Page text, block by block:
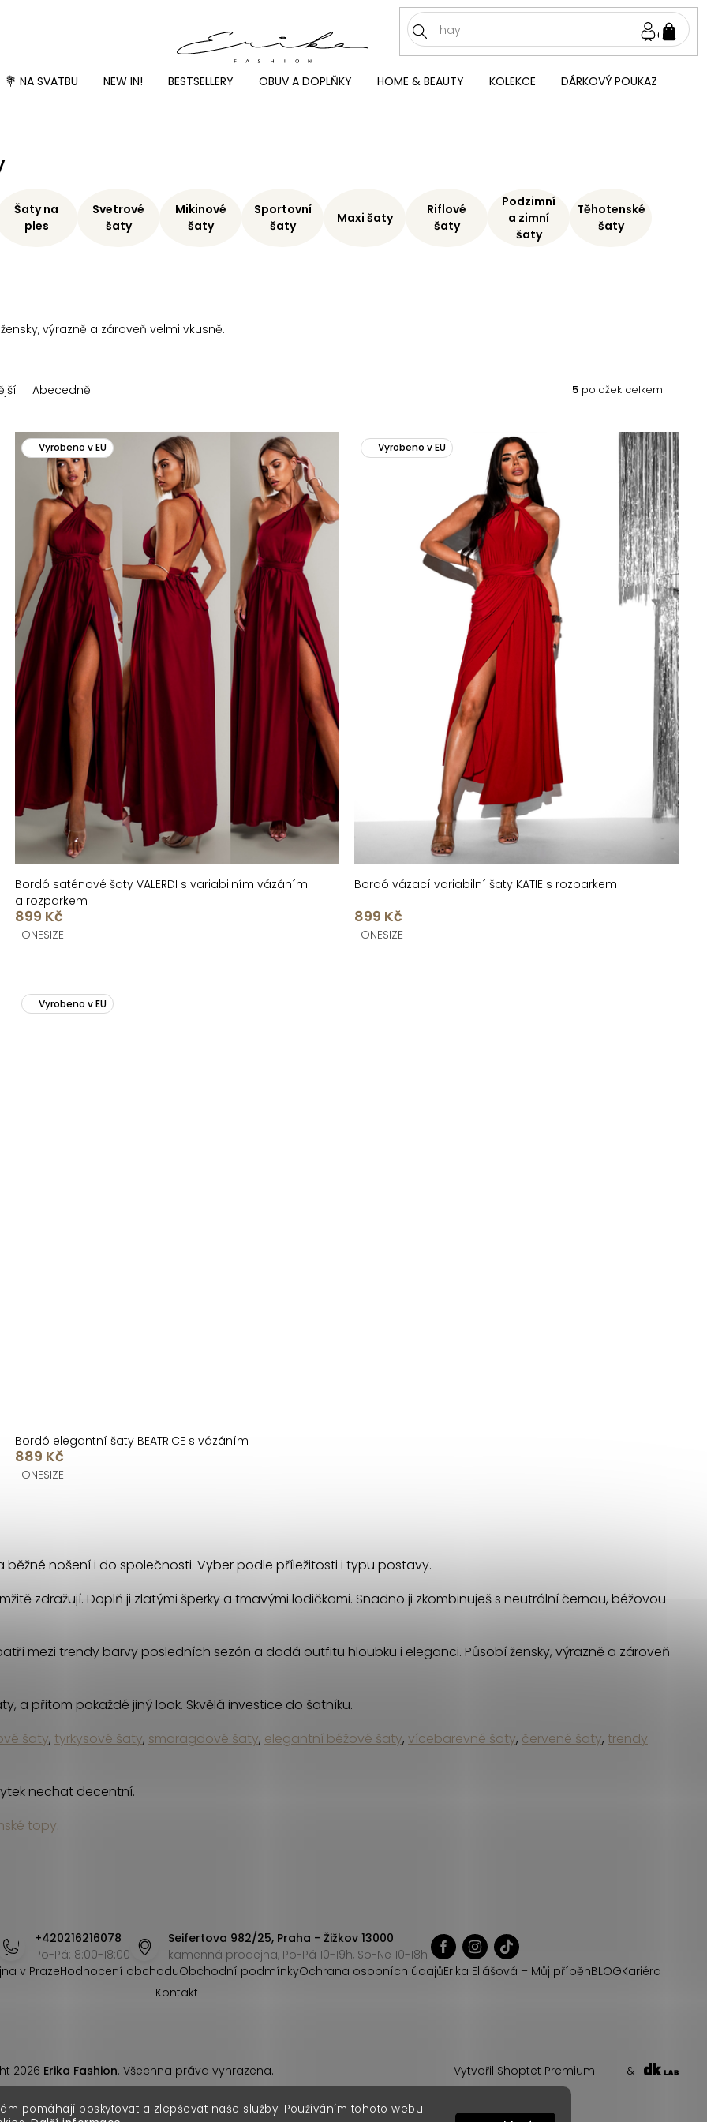
pomáhají poskytovat a zlepšovat naše služby. Používáním tohoto webu
💐 NA SVATBU NEW IN! BESTSELLERY OBUV A DOPLŇKY HOME & BEAUTY KOLEKCE DÁRKOVÝ POUKAZ
výrazně a zároveň velmi vkusně.
Šaty na
ples
Svetrové
šaty
Mikinové
šaty
Sportovní
šaty
Maxi šaty
Riflové
šaty
Podzimní
a zimní
šaty
Těhotenské
šaty
Abecedně 5 položek celkem
Vyrobeno v EU
Bordó saténové šaty VALERDI s variabilním vázáním
a rozparkem
899 Kč
ONESIZE
Vyrobeno v EU
Bordó vázací variabilní šaty KATIE s rozparkem
899 Kč
ONESIZE
Vyrobeno v EU
Bordó elegantní šaty BEATRICE s vázáním
889 Kč
ONESIZE
běžné nošení i do společnosti. Vyber podle příležitosti i typu postavy.
zdražují. Doplň ji zlatými šperky a tmavými lodičkami. Snadno ji zkombinuješ s neutrální černou, béžovou
mezi trendy barvy posledních sezón a dodá outfitu hloubku i eleganci. Působí žensky, výrazně a zároveň
a přitom pokaždé jiný look. Skvělá investice do šatníku.
šaty, tyrkysové šaty, smaragdové šaty, elegantní béžové šaty, vícebarevné šaty, červené šaty, trendy
nechat decentní.
topy.
+420216216078
Po-Pá: 8:00-18:00
Seifertova 982/25, Praha - Žižkov 13000
kamenná prodejna, Po-Pá 10-19h, So-Ne 10-18h
v PrazeHodnocení obchoduObchodní podmínkyOchrana osobních údajůErika Eliášová – Můj příběhBLOGKariéra
Kontakt
Vytvořil Shoptet Premium &
2026 Erika Fashion. Všechna práva vyhrazena.